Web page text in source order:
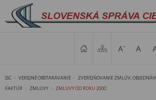
SSC VEREJNÉ OBSTARÁVANIE
ZVEREJŇOVANIE ZMLÚV,
FAKTÚR
ZMLUVY ZMLUVY OD ROKU 2000